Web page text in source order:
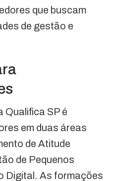
que buscam
de gestão e
Qualifica SP é
em duas áreas
de Atitude
de Pequenos
Digital. As formações